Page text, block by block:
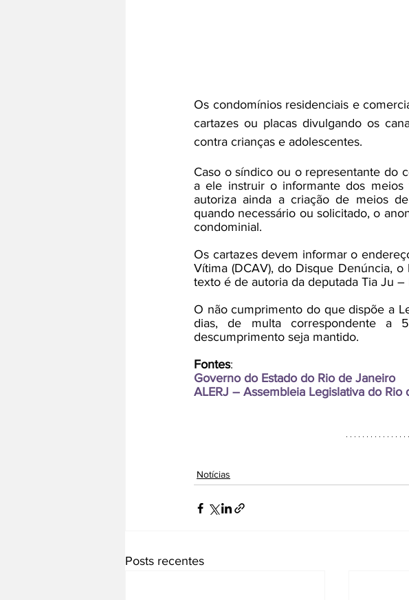
Os condomínios residenciais e
cartazes ou placas divulgando os
contra crianças e adolescentes.
Caso o síndico ou o representante do
a ele instruir o informante dos meios
autoriza ainda a criação de meios
quando necessário ou solicitado, o
condominial.
Os cartazes devem informar o
Vítima (DCAV), do Disque Denúncia,
texto é de autoria da deputada Tia Ju –
O não cumprimento do que dispõe a
dias, de multa correspondente a
descumprimento seja mantido.
Fontes:
Governo do Estado do Rio de Janeiro
ALERJ – Assembleia Legislativa do Rio
Notícias
Posts recentes